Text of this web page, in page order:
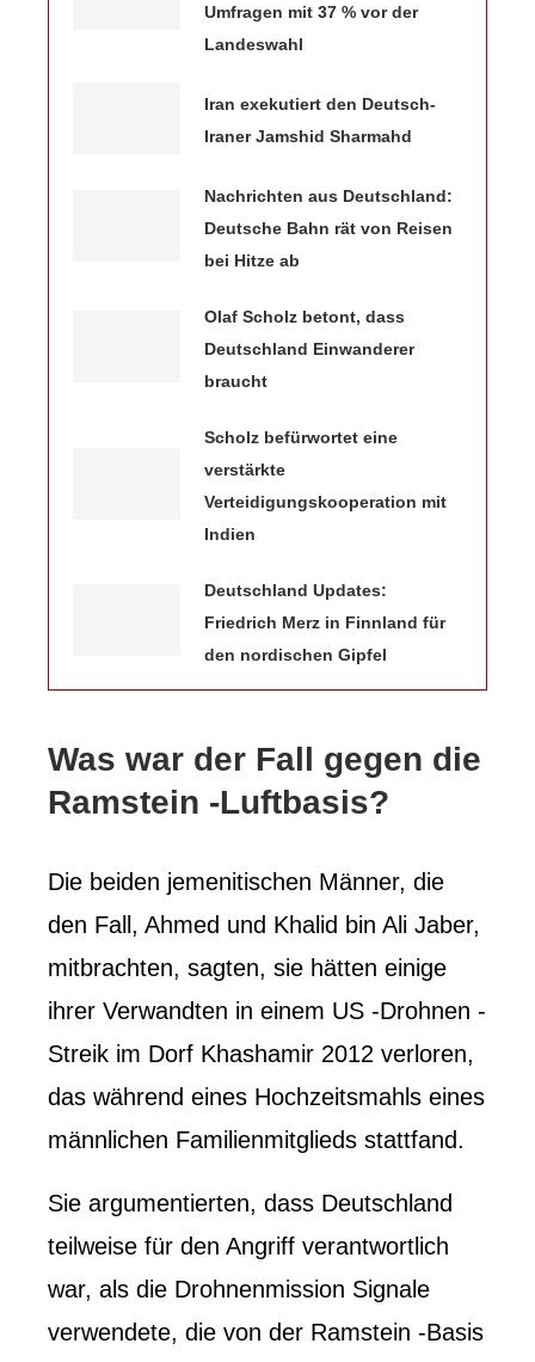
Umfragen mit 37 % vor der
Landeswahl
Iran exekutiert den Deutsch-
Iraner Jamshid Sharmahd
Nachrichten aus Deutschland:
Deutsche Bahn rät von Reisen
bei Hitze ab
Olaf Scholz betont, dass
Deutschland Einwanderer
braucht
Scholz befürwortet eine
verstärkte
Verteidigungskooperation mit
Indien
Deutschland Updates:
Friedrich Merz in Finnland für
den nordischen Gipfel
Was war der Fall gegen die
Ramstein -Luftbasis?
Die beiden jemenitischen Männer, die
den Fall, Ahmed und Khalid bin Ali Jaber,
mitbrachten, sagten, sie hätten einige
ihrer Verwandten in einem US -Drohnen -
Streik im Dorf Khashamir 2012 verloren,
das während eines Hochzeitsmahls eines
männlichen Familienmitglieds stattfand.
Sie argumentierten, dass Deutschland
teilweise für den Angriff verantwortlich
war, als die Drohnenmission Signale
verwendete, die von der Ramstein -Basis